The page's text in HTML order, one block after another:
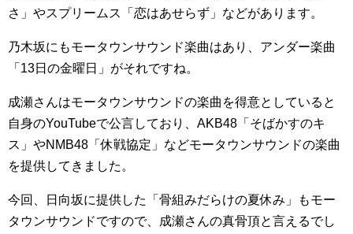
さ」やスプリームス「恋はあせらず」などがあります。
乃木坂にもモータウンサウンド楽曲はあり、アンダー楽曲
「13日の金曜日」がそれですね。
成瀬さんはモータウンサウンドの楽曲を得意としていると
自身のYouTubeで公言しており、AKB48「そばかすのキ
ス」やNMB48「休戦協定」などモータウンサウンドの楽曲
を提供してきました。
今回、日向坂に提供した「骨組みだらけの夏休み」もモー
タウンサウンドですので、成瀬さんの真骨頂と言えるでし